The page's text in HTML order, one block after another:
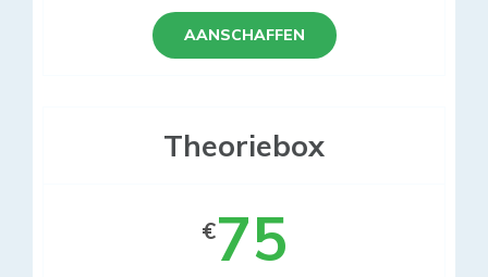
AANSCHAFFEN
Theoriebox
€75